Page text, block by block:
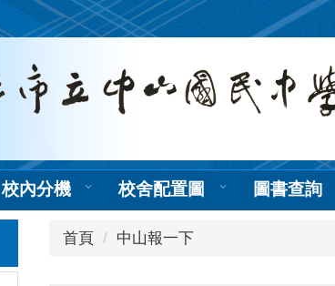
校內分機 校舍配置圖 圖書查詢
首頁 中山報一下